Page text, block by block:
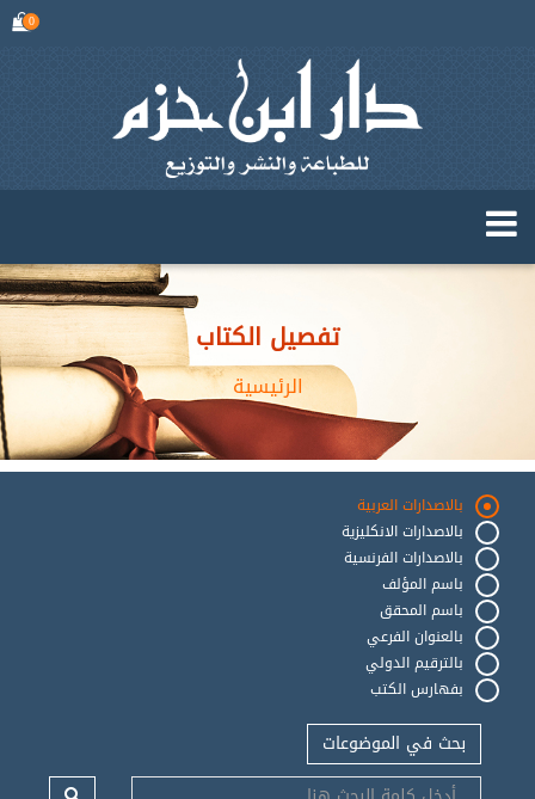
0
تفصيل الكتاب
الرئيسية
بالاصدارات العربية
بالاصدارات الانكليزية
بالاصدارات الفرنسية
باسم المؤلف
باسم المحقق
بالعنوان الفرعي
بالترقيم الدولي
بفهارس الكتب
بحث في الموضوعات